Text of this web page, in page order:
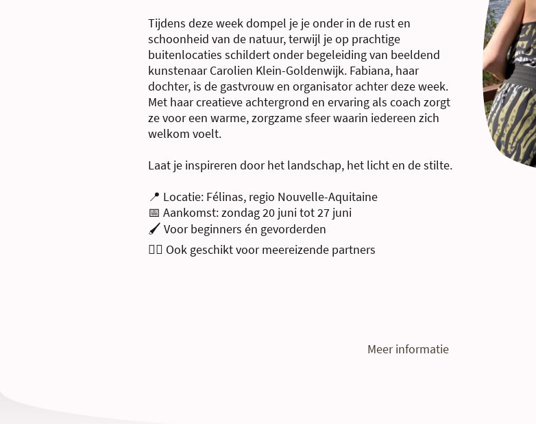
Tijdens deze week dompel je je onder in de rust en
schoonheid van de natuur, terwijl je op prachtige
buitenlocaties schildert onder begeleiding van beeldend
kunstenaar Carolien Klein-Goldenwijk. Fabiana, haar
dochter, is de gastvrouw en organisator achter deze week.
Met haar creatieve achtergrond en ervaring als coach zorgt
ze voor een warme, zorgzame sfeer waarin iedereen zich
welkom voelt.
Laat je inspireren door het landschap, het licht en de stilte.
📍 Locatie: Félinas, regio Nouvelle-Aquitaine
📅 Aankomst: zondag 20 juni tot 27 juni
🖌️ Voor beginners én gevorderden
💆‍♀️ Ook geschikt voor meereizende partners
Meer informatie